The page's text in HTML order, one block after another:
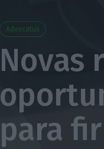
Advocatus
Novas
para